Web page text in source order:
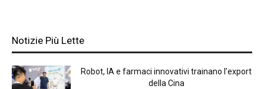
Notizie Più Lette
Robot, IA e farmaci innovativi trainano l’export
della Cina